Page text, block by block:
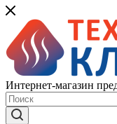
Интернет-магазин